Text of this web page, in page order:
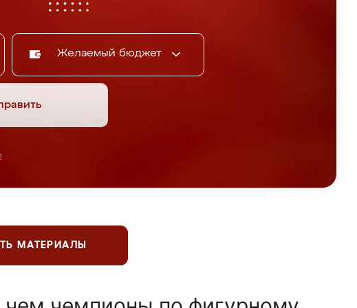
Желаемый бюджет
МАТЕРИАЛЫ